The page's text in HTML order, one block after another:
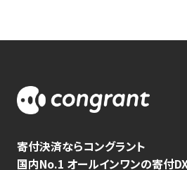
寄付決済ならコングラント
国内No.1 オールインワンの寄付